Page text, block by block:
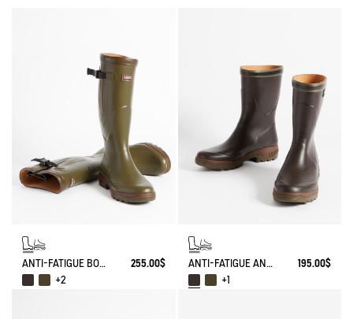
ANTI-FATIGUE BOOT PARCOURS 2.0 ADJUSTABLE
255.00$
+2
ANTI-FATIGUE ANKLE BOOT PARCOURS 2.0
195.00$
+1